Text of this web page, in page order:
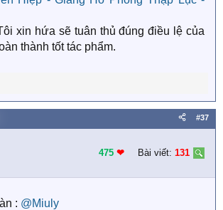
xin hứa sẽ tuân thủ đúng điều lệ của
thành tốt tác phẩm.
#37
475 ❤︎ Bài viết: 131
: @Miuly